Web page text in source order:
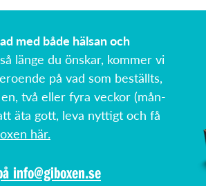
med både hälsan och
länge du önskar, kommer vi
på vad som beställts,
två eller fyra veckor (mån-
äta gott, leva nyttigt och få
här.
info@giboxen.se